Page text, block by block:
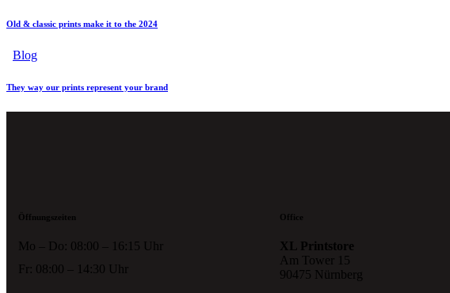
Old & classic prints make it to the 2024
Blog
They way our prints represent your brand
Öffnungszeiten
Mo – Do: 08:00 – 16:15 Uhr
Fr: 08:00 – 14:30 Uhr
Office
XL Printstore
Am Tower 15
90475 Nürnberg